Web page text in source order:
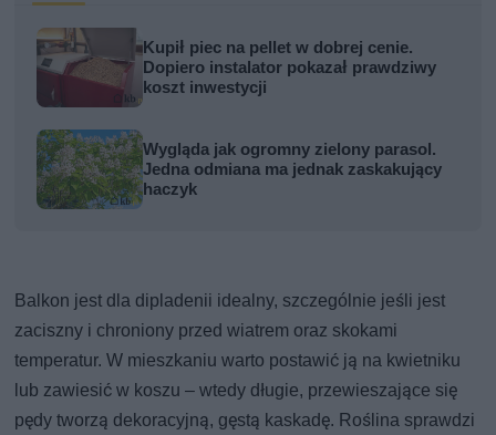
Kupił piec na pellet w dobrej cenie.
Dopiero instalator pokazał prawdziwy
koszt inwestycji
Wygląda jak ogromny zielony parasol.
Jedna odmiana ma jednak zaskakujący
haczyk
Balkon jest dla dipladenii idealny, szczególnie jeśli jest
zaciszny i chroniony przed wiatrem oraz skokami
temperatur. W mieszkaniu warto postawić ją na kwietniku
lub zawiesić w koszu – wtedy długie, przewieszające się
pędy tworzą dekoracyjną, gęstą kaskadę. Roślina sprawdzi